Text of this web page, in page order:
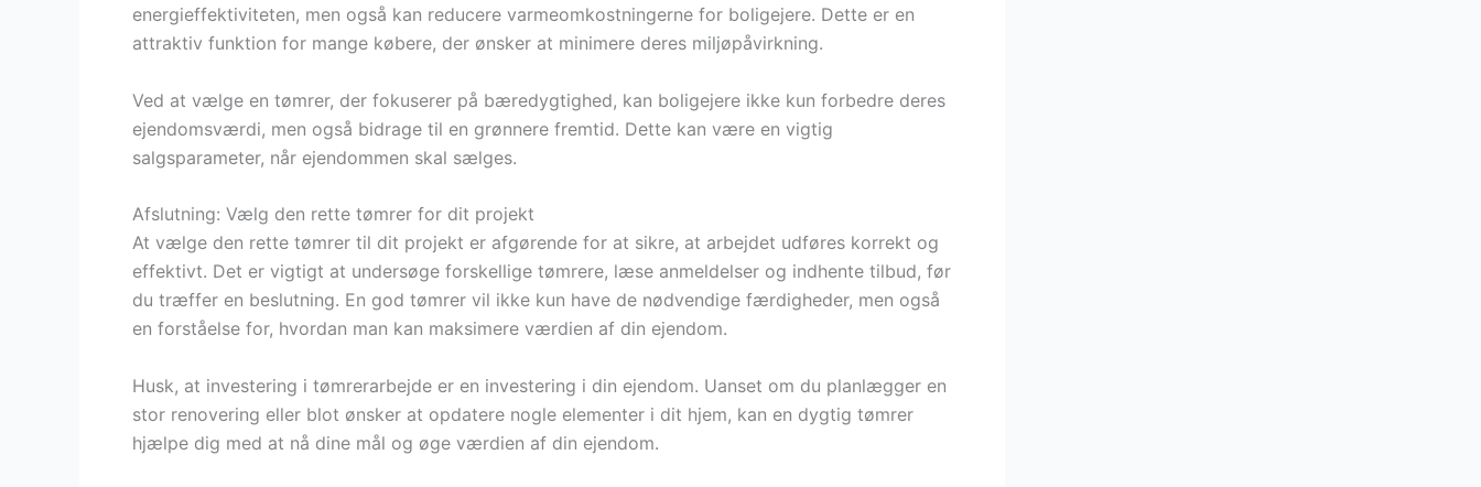
energieffektiviteten, men også kan reducere varmeomkostningerne for boligejere. Dette er en
attraktiv funktion for mange købere, der ønsker at minimere deres miljøpåvirkning.
Ved at vælge en tømrer, der fokuserer på bæredygtighed, kan boligejere ikke kun forbedre deres
ejendomsværdi, men også bidrage til en grønnere fremtid. Dette kan være en vigtig
salgsparameter, når ejendommen skal sælges.
Afslutning: Vælg den rette tømrer for dit projekt
At vælge den rette tømrer til dit projekt er afgørende for at sikre, at arbejdet udføres korrekt og
effektivt. Det er vigtigt at undersøge forskellige tømrere, læse anmeldelser og indhente tilbud, før
du træffer en beslutning. En god tømrer vil ikke kun have de nødvendige færdigheder, men også
en forståelse for, hvordan man kan maksimere værdien af din ejendom.
Husk, at investering i tømrerarbejde er en investering i din ejendom. Uanset om du planlægger en
stor renovering eller blot ønsker at opdatere nogle elementer i dit hjem, kan en dygtig tømrer
hjælpe dig med at nå dine mål og øge værdien af din ejendom.